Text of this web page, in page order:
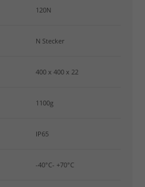
120N
N Stecker
400 x 400 x 22
1100g
IP65
-40°C- +70°C